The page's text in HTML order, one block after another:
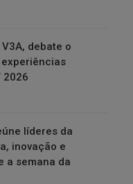
debate o
experiências
2026
líderes da
inovação e
a semana da